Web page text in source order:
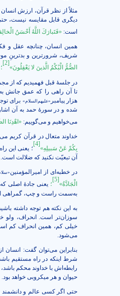
مثلاً از نظر قرآن، ارزش
دیگری قابل مقایسه نیست،
است: «فَتَبارَكَ اللَّهُ أَحْسَنُ‏
همین انسان، چنانچه عقل و
شریف، شرورترین و بدترینِ
الصُّمُّ الْبُكْمُ الَّذينَ لا يَعْقِلُونَ»
[2]
؛
در جلسۀ قبل فهمیدیم که از
تا آن راهی را که عمق جانش
هزار پیامبر «علیهم‌السلام» برای
شده و در سورۀ حمد به آن
می‌خواهیم و می‌گوییم: «اهْدِنَا
خداوند متعال در قرآن کریم
بِكُمْ عَنْ سَبيلِهِ»
[4]
؛ یعنی این
آن تبعیّت نکنید که ضلالت است.
در خطبه‌ای از امیرالمؤمنین
الْجَادَّةُ»
[5]
؛ یعنی جادۀ اصلى
به‌سمت راست و چپ، گمراهى
به این نکته هم توجه داشته
سوزان‌تر است. انحراف، ولو
خیلی کم، همین انحراف کم
می‌شود.
بنابراین می‌توان گفت:
شرط اینکه در راه مستقیم
رابطه‌اش با خداوند محکم
حیوان و هر میکروبی خواهد بود.
حتی اگر کسی عالم و دانشمند